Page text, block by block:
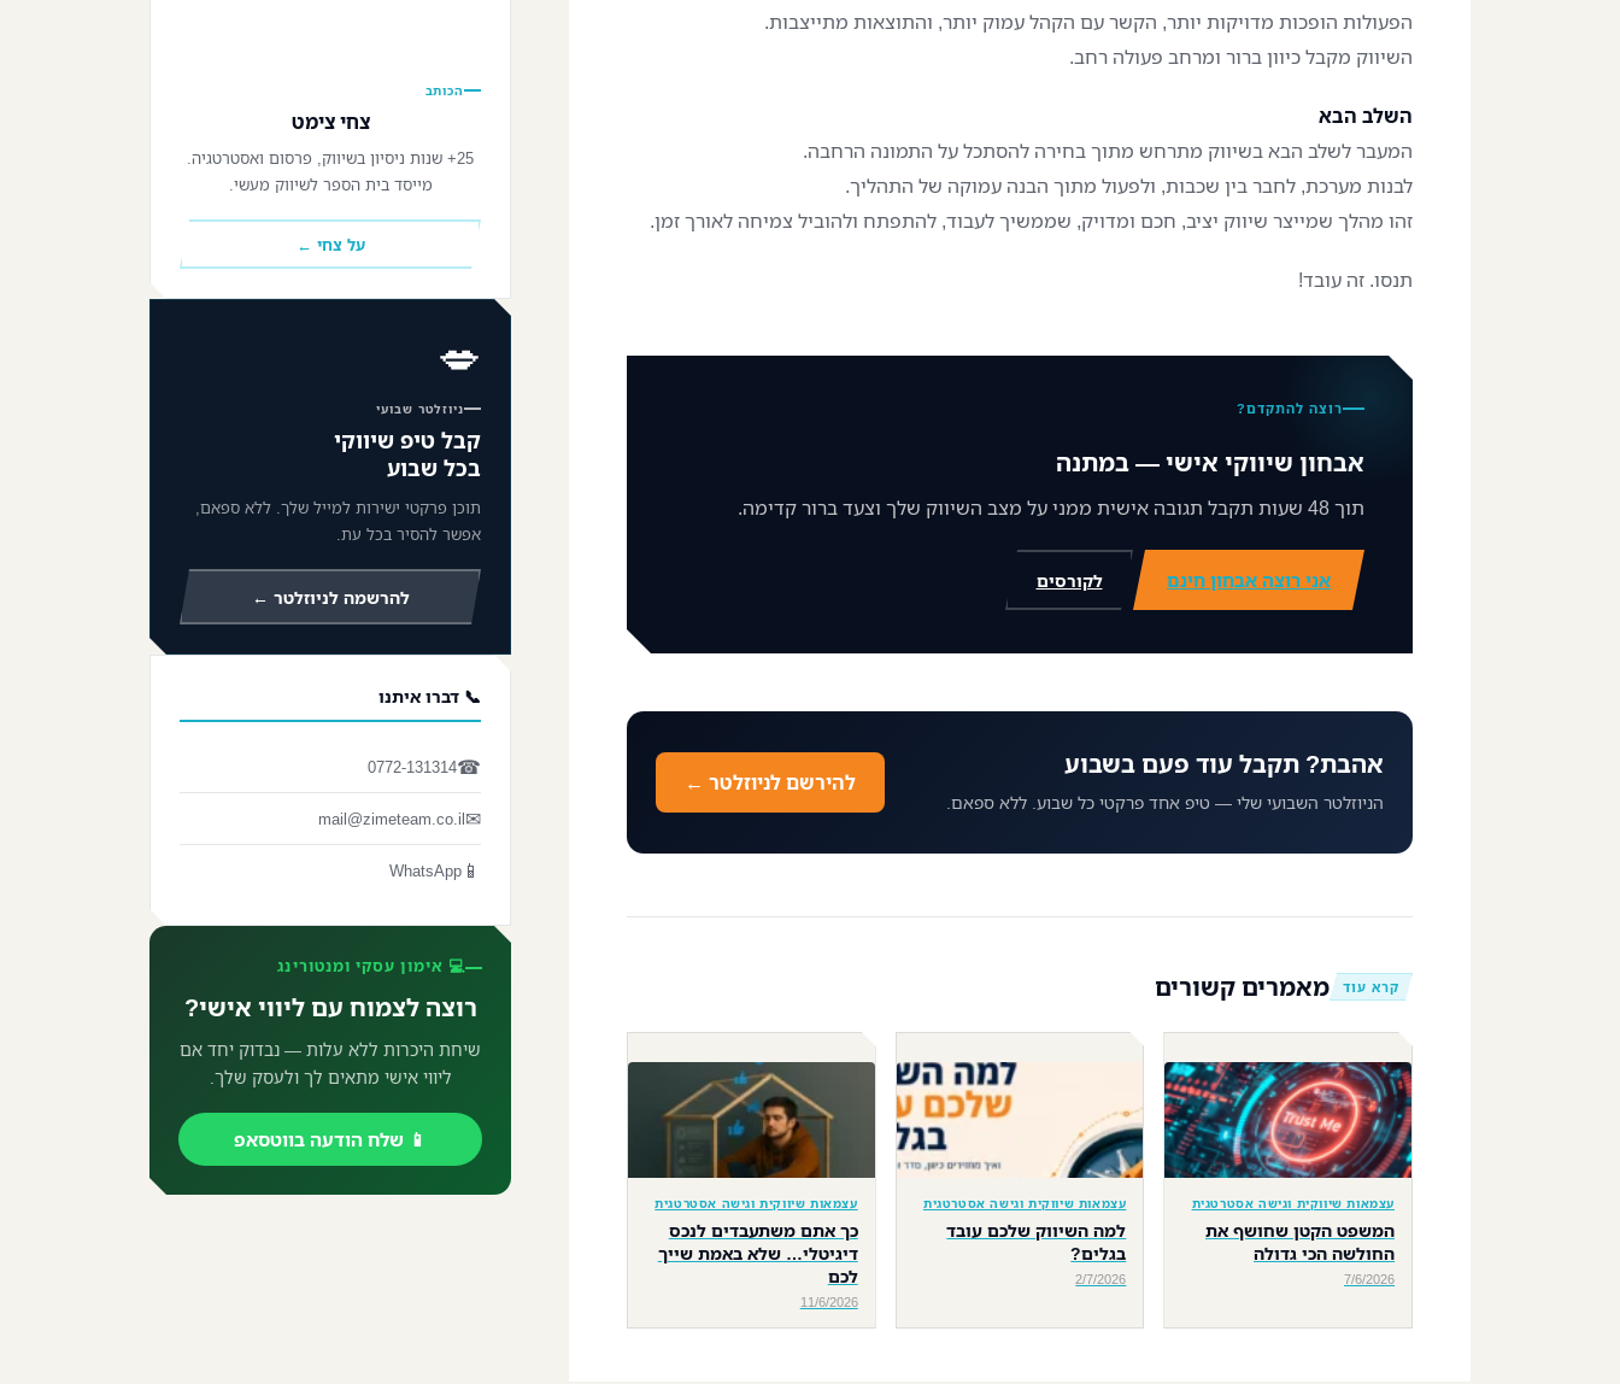
הפעולות הופכות מדויקות יותר, הקשר עם הקהל עמוק יותר, והתוצאות מתייצבות.
השיווק מקבל כיוון ברור ומרחב פעולה רחב.
השלב הבא
המעבר לשלב הבא בשיווק מתרחש מתוך בחירה להסתכל על התמונה הרחבה.
לבנות מערכת, לחבר בין שכבות, ולפעול מתוך הבנה עמוקה של התהליך.
זהו מהלך שמייצר שיווק יציב, חכם ומדויק, שממשיך לעבוד, להתפתח ולהוביל צמיחה לאורך זמן.
תנסו. זה עובד!
רוצה להתקדם?
אבחון שיווקי אישי — במתנה
תוך 48 שעות תקבל תגובה אישית ממני על מצב השיווק שלך וצעד ברור קדימה.
אני רוצה אבחון חינם לקורסים
אהבת? תקבל עוד פעם בשבוע
הניוזלטר השבועי שלי — טיפ אחד פרקטי כל שבוע. ללא ספאם.
להירשם לניוזלטר ←
קרא עוד מאמרים קשורים
עצמאות שיווקית וגישה אסטרטגית
המשפט הקטן שחושף את
החולשה הכי גדולה
7/6/2026
עצמאות שיווקית וגישה אסטרטגית
למה השיווק שלכם עובד
בגלים?
2/7/2026
עצמאות שיווקית וגישה אסטרטגית
כך אתם משתעבדים לנכס
דיגיטלי… שלא באמת שייך
לכם
11/6/2026
הכותב
צחי צימט
25+ שנות ניסיון בשיווק, פרסום ואסטרטגיה.
מייסד בית הספר לשיווק מעשי.
על צחי ←
💋
ניוזלטר שבועי
קבל טיפ שיווקי
בכל שבוע
תוכן פרקטי ישירות למייל שלך. ללא ספאם,
אפשר להסיר בכל עת.
להרשמה לניוזלטר ←
📞 דברו איתנו
☎
0772-131314
✉
mail@zimeteam.co.il
📱
WhatsApp
💻 אימון עסקי ומנטורינג
רוצה לצמוח עם ליווי אישי?
שיחת היכרות ללא עלות — נבדוק יחד אם
ליווי אישי מתאים לך ולעסק שלך.
📱 שלח הודעה בווטסאפ